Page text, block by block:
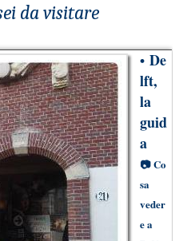
da visitare
• De
lft,
la
guid
a
📷 Co
sa
veder
e a